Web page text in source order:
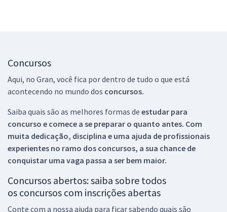
Concursos
Aqui, no Gran, você fica por dentro de tudo o que está
acontecendo no mundo dos concursos.
Saiba quais são as melhores formas de estudar para
concurso e comece a se preparar o quanto antes. Com
muita dedicação, disciplina e uma ajuda de profissionais
experientes no ramo dos concursos, a sua chance de
conquistar uma vaga passa a ser bem maior.
Concursos abertos: saiba sobre todos
os concursos com inscrições abertas
Conte com a nossa ajuda para ficar sabendo quais são